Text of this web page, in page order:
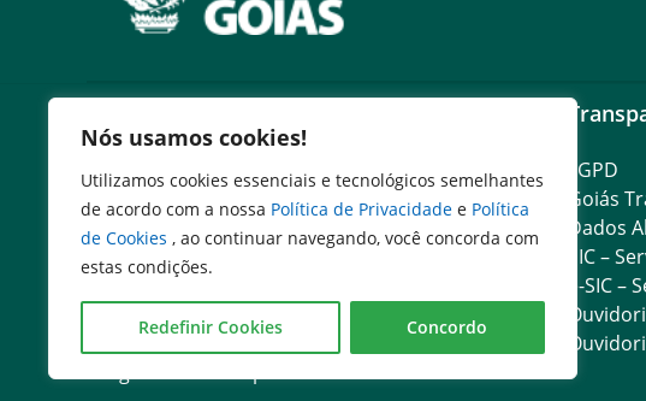
Nós usamos cookies!
Utilizamos cookies essenciais e tecnológicos semelhantes
de acordo com a nossa Política de Privacidade e Política
de Cookies , ao continuar navegando, você concorda com
estas condições.
Redefinir Cookies Concordo
Expresso Goiás
Expresso Aplicações
Expresso Servidor
SEI Governadoria
Cadastro de Autoridades
Escola de Governo
LGPD
Goiás
Dados
SIC –
e-SIC